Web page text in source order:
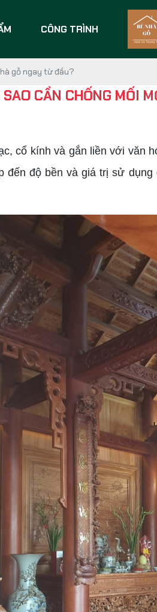
CÔNG TRÌNH
gỗ ngay từ đầu?
CẦN CHỐNG MỐI
cổ kính và gắn liền với văn
độ bền và giá trị sử